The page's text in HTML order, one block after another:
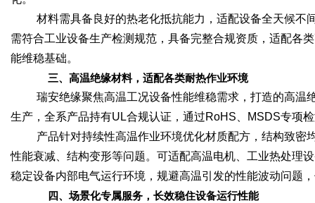
材料需具备良好的热老化抵抗能力，适配设备全天候不
需符合工业设备生产检测规范，具备完整合规资质，适配各
能维稳基础。
三、高温绝缘材料，适配各类耐热作业环境
瑞安绝缘聚焦高温工况设备性能维稳需求，打造的高温
生产，全系产品持有UL合规认证，通过RoHS、MSDS专项
产品针对持续性高温作业环境优化材质配方，结构致
性能衰减、结构变形等问题。可适配高温电机、工业热处理
稳定设备内部电气运行环境，规避高温引发的性能波动问题
四、场景化专属服务，长效稳住设备运行性能